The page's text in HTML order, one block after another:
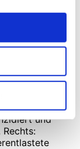
Eröffnung
unter
den
und